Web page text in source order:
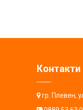
Контакти
гр. Плевен,